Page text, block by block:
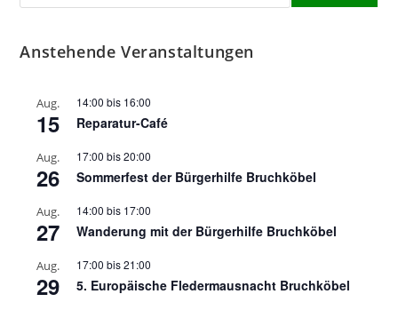
Anstehende Veranstaltungen
Aug.
15
14:00 bis 16:00
Reparatur-Café
Aug.
26
17:00 bis20:00
Sommerfest der Bürgerhilfe Bruchköbel
Aug.
27
14:00 bis 17:00
Wanderung mit der Bürgerhilfe Bruchköbel
Aug.
29
17:00 bis21:00
5. Europäische Fledermausnacht Bruchköbel